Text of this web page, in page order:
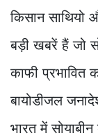
किसान साथियो
बड़ी खबरें हैं जो
काफी
बायोडीजल
भारत में